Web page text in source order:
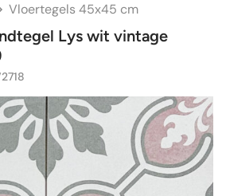
Vloertegels 45x45 cm
Lys wit vintage